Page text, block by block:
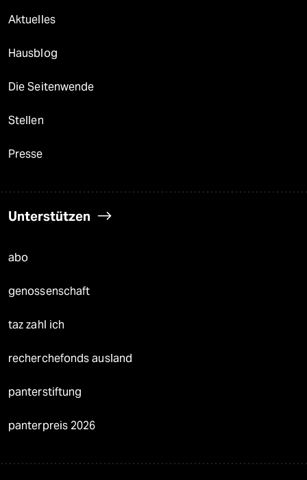
Aktuelles
Hausblog
Die Seitenwende
Stellen
Presse
Unterstützen
abo
genossenschaft
taz zahl ich
recherchefonds ausland
panterstiftung
panterpreis 2026